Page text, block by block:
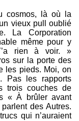
cosmos, là où la
vieux pull oublié
La Corporation
même pour y
rien à voir. »
sur la porte des
les pieds. Moi, on
Pas les rapports
trois couches de
« À brûler avant
des Autres.
qui n’auraient